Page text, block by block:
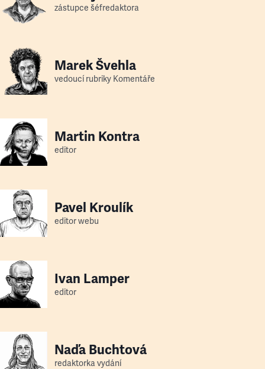
vzoru. A to mu už psychologicky, pokud vynechám hlavní,
náboženskou rovinu, dává určitý stupeň duševního zdraví.
zástupce šéfredaktora
Marek Švehla
vedoucí rubriky Komentáře
Martin Kontra
editor
Pavel Kroulík
editor webu
Ivan Lamper
editor
Naďa Buchtová
redaktorka vydání